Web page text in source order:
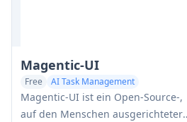
Magentic-UI
Free
AI Task Management
AI Web Scraper
Magentic-UI ist ein Open-Source-,
auf den Menschen ausgerichteter